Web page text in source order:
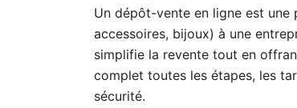
Un dépôt-vente en ligne est
accessoires, bijoux) à une
simplifie la revente tout en
complet toutes les étapes, les
sécurité.